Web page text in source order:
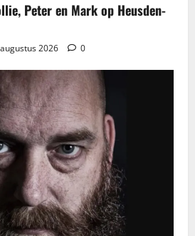
Peter en Mark op Heusden-
2026 0